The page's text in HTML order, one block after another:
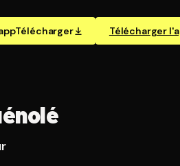
Télécharger Télécharger